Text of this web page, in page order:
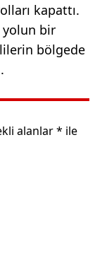
kapattı.
yolun bir
bölgede
alanlar* ile